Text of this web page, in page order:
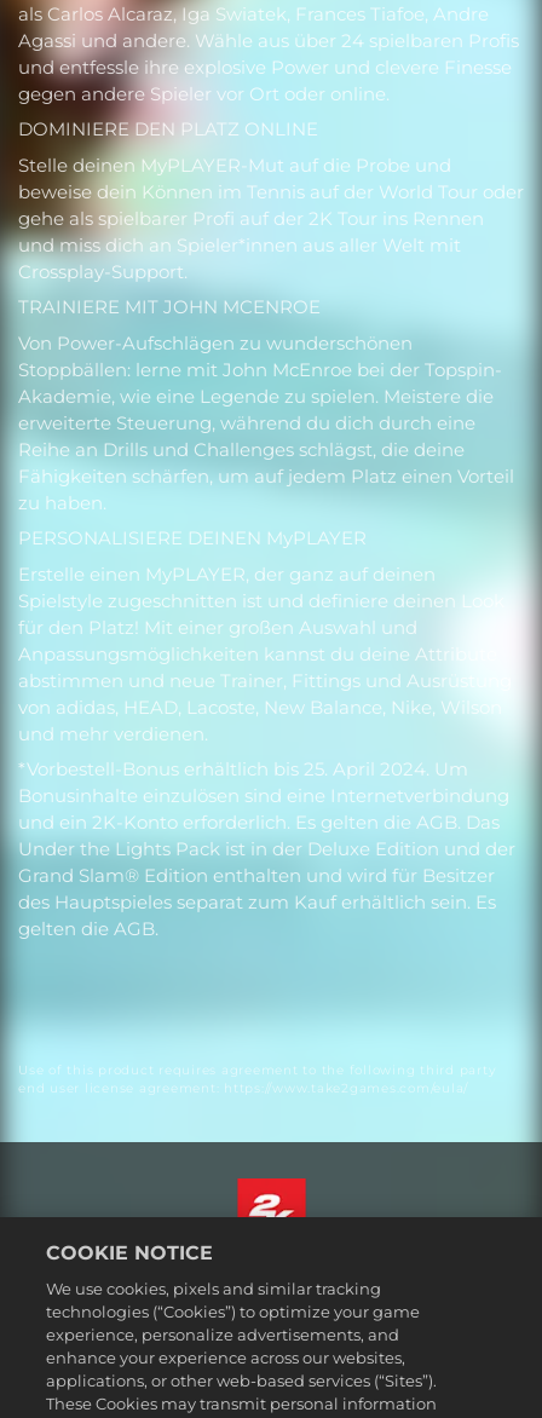
als Carlos Alcaraz, Iga Swiatek, Frances Tiafoe, Andre
Agassi und andere. Wähle aus über 24 spielbaren Profis
und entfessle ihre explosive Power und clevere Finesse
gegen andere Spieler vor Ort oder online.
DOMINIERE DEN PLATZ ONLINE
Stelle deinen MyPLAYER-Mut auf die Probe und
beweise dein Können im Tennis auf der World Tour oder
gehe als spielbarer Profi auf der 2K Tour ins Rennen
und miss dich an Spieler*innen aus aller Welt mit
Crossplay-Support.
TRAINIERE MIT JOHN MCENROE
Von Power-Aufschlägen zu wunderschönen
Stoppbällen: lerne mit John McEnroe bei der Topspin-
Akademie, wie eine Legende zu spielen. Meistere die
erweiterte Steuerung, während du dich durch eine
Reihe an Drills und Challenges schlägst, die deine
Fähigkeiten schärfen, um auf jedem Platz einen Vorteil
zu haben.
PERSONALISIERE DEINEN MyPLAYER
Erstelle einen MyPLAYER, der ganz auf deinen
Spielstyle zugeschnitten ist und definiere deinen Look
für den Platz! Mit einer großen Auswahl und
Anpassungsmöglichkeiten kannst du deine Attribute
abstimmen und neue Trainer, Fittings und Ausrüstung
von adidas, HEAD, Lacoste, New Balance, Nike, Wilson
und mehr verdienen.
*Vorbestell-Bonus erhältlich bis 25. April 2024. Um
Bonusinhalte einzulösen sind eine Internetverbindung
und ein 2K-Konto erforderlich. Es gelten die AGB. Das
Under the Lights Pack ist in der Deluxe Edition und der
Grand Slam® Edition enthalten und wird für Besitzer
des Hauptspieles separat zum Kauf erhältlich sein. Es
gelten die AGB.
Use of this product requires agreement to the following third party
end user license agreement: https://www.take2games.com/eula/
Impressum
Datenschutzrichtlinie
Cookie-Richtlinie
Support
Deutsch
COOKIE NOTICE
We use cookies, pixels and similar tracking
technologies (“Cookies”) to optimize your game
experience, personalize advertisements, and
enhance your experience across our websites,
applications, or other web-based services (“Sites”).
These Cookies may transmit personal information